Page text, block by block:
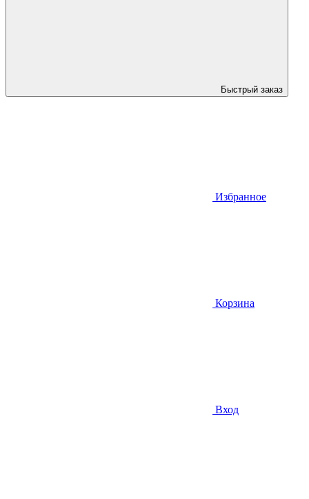
Быстрый заказ
Избранное
Корзина
Вход